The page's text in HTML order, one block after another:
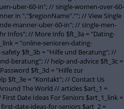
uber-60-in"; // single-women-over-60-
in "."$regionName".""; // View Single
manner-uber-60-in"; // single-men-
Infos"; // More Info $ft_3a = "Dating-
= "online-senioren-dating-
$ft_3b = "Hilfe und Beratung"; //
beratung"; // help-and-advice $ft_3c =
$ft_3d = "Hilfe zur
$ft_3e = "Kontakt"; // Contact Us
The World // articles $art_1 =
Date Ideas For Seniors $art_1_link =
date-ideas-for-seniors $art_2 =